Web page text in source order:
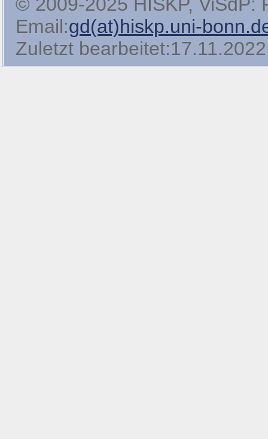
Email:gd(at)hiskp.uni-
Zuletzt